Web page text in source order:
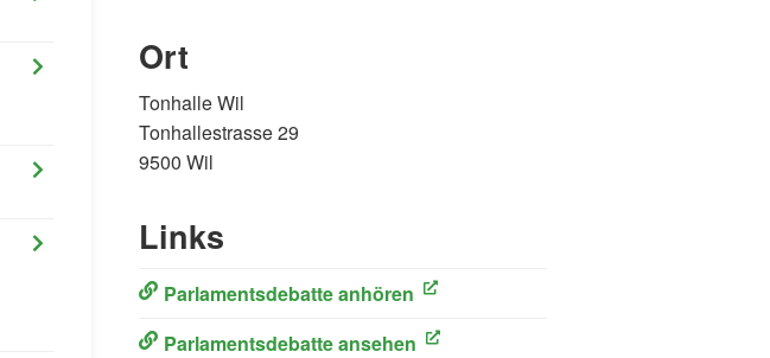
Ort
Tonhalle Wil
Tonhallestrasse 29
9500 Wil
Links
Parlamentsdebatte anhören
(External Link)
Parlamentsdebatte ansehen
(External Link)